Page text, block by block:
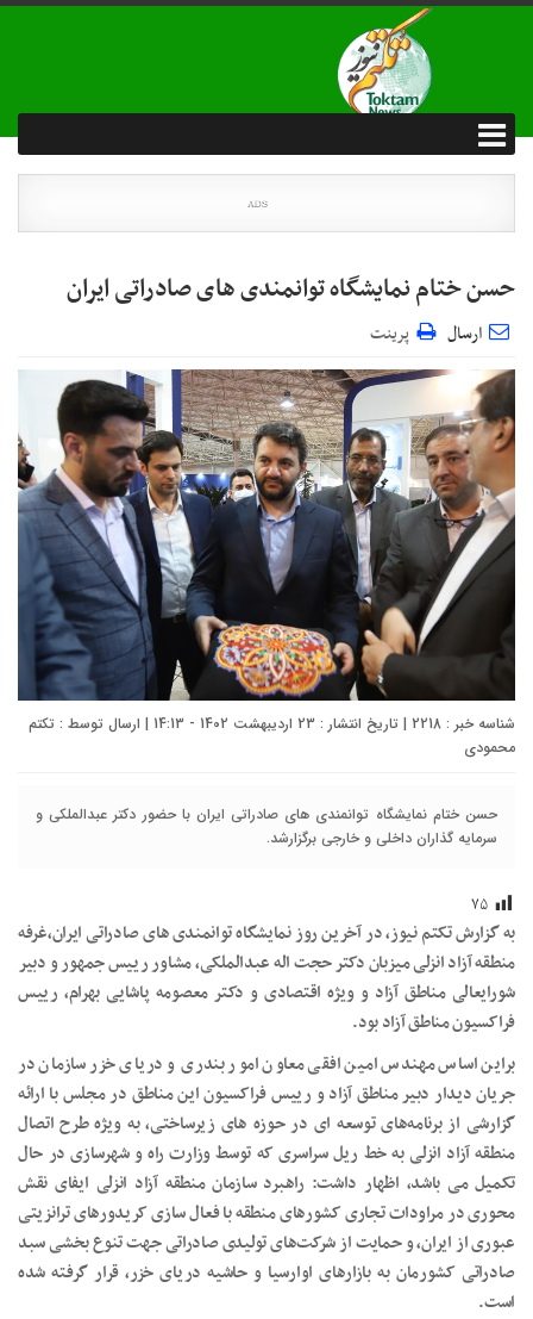
حسن ختام نمایشگاه توانمندی های صادراتی ایران
ارسال پرینت
شناسه خبر : 2218 | تاریخ انتشار : 23 اردیبهشت 1402 - 14:13 | ارسال توسط :
تکتم
محمودی
حسن ختام نمایشگاه توانمندی های صادراتی ایران با حضور دکتر عبدالملکی و
سرمایه گذاران داخلی و خارجی برگزارشد.
۷۵
به گزارش تکتم نیوز، در آخرین روز نمایشگاه توانمندی های صادراتی ایران،غرفه
منطقه آزاد انزلی میزبان دکتر حجت اله عبدالملکی، مشاور رییس جمهور و دبیر
شورایعالی مناطق آزاد و ویژه اقتصادی و دکتر معصومه پاشایی بهرام، رییس
فراکسیون مناطق آزاد بود.
براین اساس مهندس امین افقی معاون امور بندری و دریای خزر سازمان در
جریان دیدار دبیر مناطق آزاد و رییس فراکسیون این مناطق در مجلس با ارائه
گزارشی از برنامه‌های توسعه ای در حوزه های زیرساختی، به ویژه طرح اتصال
منطقه آزاد انزلی به خط ریل سراسری که توسط وزارت راه و شهرسازی در حال
تکمیل می باشد، اظهار داشت: راهبرد سازمان منطقه آزاد انزلی ایفای نقش
محوری در مراودات تجاری کشورهای منطقه با فعال سازی کریدورهای ترانزیتی
عبوری از ایران، و حمایت از شرکت‌های تولیدی صادراتی جهت تنوع بخشی سبد
صادراتی کشورمان به بازارهای اوارسیا و حاشیه دریای خزر، قرار گرفته شده
است.